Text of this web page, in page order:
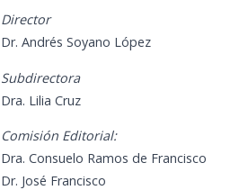
Director
Dr. Andrés Soyano López
Subdirectora
Dra. Lilia Cruz
Comisión Editorial:
Dra. Consuelo Ramos de Francisco
Dr. José Francisco